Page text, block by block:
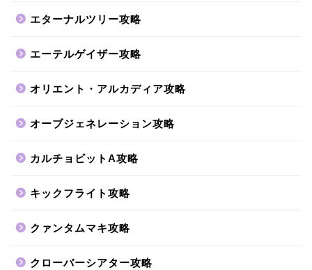
エターナルツリー攻略
エーテルゲイザー攻略
オリエント・アルカディア攻略
オーブジェネレーション攻略
カルチョビットA攻略
キックフライト攻略
クァンタムマキ攻略
クローバーシアター攻略